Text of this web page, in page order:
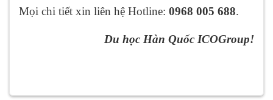
Mọi chi tiết xin liên hệ Hotline: 0968 005 688.
Du học Hàn Quốc ICOGroup!